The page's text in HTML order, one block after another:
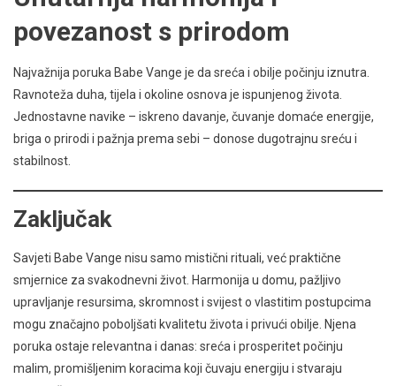
povezanost s prirodom
Najvažnija poruka Babe Vange je da sreća i obilje počinju iznutra.
Ravnoteža duha, tijela i okoline osnova je ispunjenog života.
Jednostavne navike – iskreno davanje, čuvanje domaće energije,
briga o prirodi i pažnja prema sebi – donose dugotrajnu sreću i
stabilnost.
Zaključak
Savjeti Babe Vange nisu samo mistični rituali, već praktične
smjernice za svakodnevni život. Harmonija u domu, pažljivo
upravljanje resursima, skromnost i svijest o vlastitim postupcima
mogu značajno poboljšati kvalitetu života i privući obilje. Njena
poruka ostaje relevantna i danas: sreća i prosperitet počinju
malim, promišljenim koracima koji čuvaju energiju i stvaraju